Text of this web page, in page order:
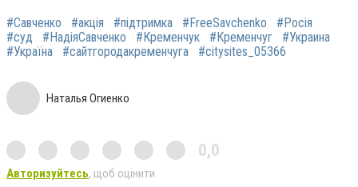
#Савченко #акція #підтримка #FreeSavchenko
#Росія
#суд
#НадіяСавченко #Кременчук‬ #‎Кременчуг‬
#‎Украина‬
#‎Україна‬
#‎сайтгородакременчуга‬ #‎citysites_05366‬
Наталья Огиенко
0,0
Авторизуйтесь, щоб оцінити